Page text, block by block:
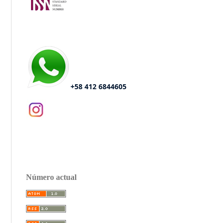
+58 412 6844605
Número actual